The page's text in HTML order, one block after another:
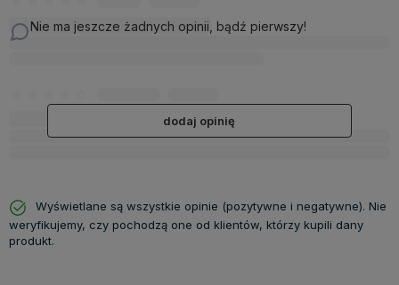
Nie ma jeszcze żadnych opinii, bądź pierwszy!
dodaj opinię
Wyświetlane są wszystkie opinie (pozytywne i negatywne). Nie
weryfikujemy, czy pochodzą one od klientów, którzy kupili dany
produkt.